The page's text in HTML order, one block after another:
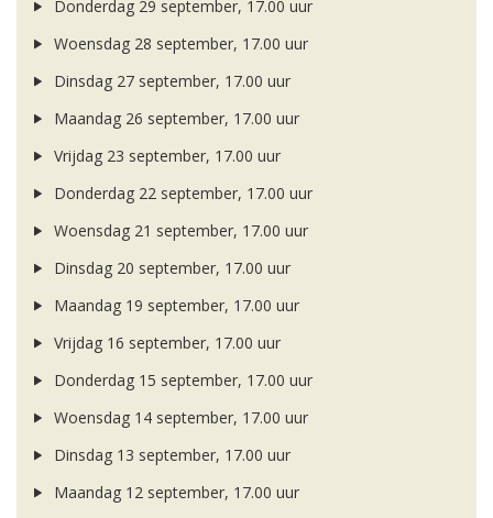
Donderdag 29 september, 17.00 uur
Woensdag 28 september, 17.00 uur
Dinsdag 27 september, 17.00 uur
Maandag 26 september, 17.00 uur
Vrijdag 23 september, 17.00 uur
Donderdag 22 september, 17.00 uur
Woensdag 21 september, 17.00 uur
Dinsdag 20 september, 17.00 uur
Maandag 19 september, 17.00 uur
Vrijdag 16 september, 17.00 uur
Donderdag 15 september, 17.00 uur
Woensdag 14 september, 17.00 uur
Dinsdag 13 september, 17.00 uur
Maandag 12 september, 17.00 uur